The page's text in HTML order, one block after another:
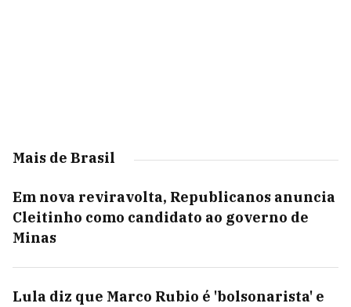
Mais de Brasil
Em nova reviravolta, Republicanos anuncia
Cleitinho como candidato ao governo de
Minas
Lula diz que Marco Rubio é 'bolsonarista' e